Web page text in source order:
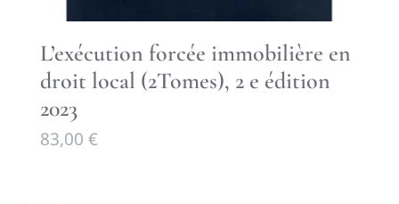
L’exécution forcée immobilière en
droit local (2Tomes), 2 e édition
2023
83,00 €